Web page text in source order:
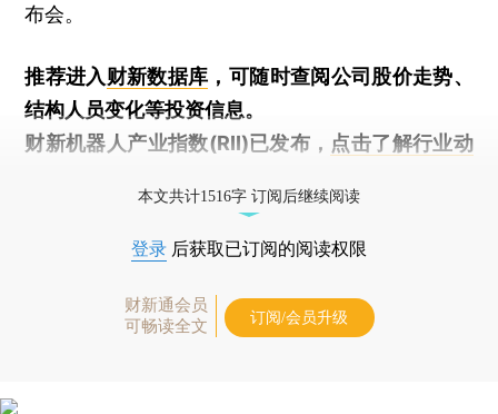
布会。
推荐进入财新数据库 ，可随时查阅公司股价走势、
结构人员变化等投资信息。
财新机器人产业指数(RII)已发布， 点击了解行业动
本文共计1516字 订阅后继续阅读
登录 后获取已订阅的阅读权限
财新通会员
可畅读全文
订阅/会员升级